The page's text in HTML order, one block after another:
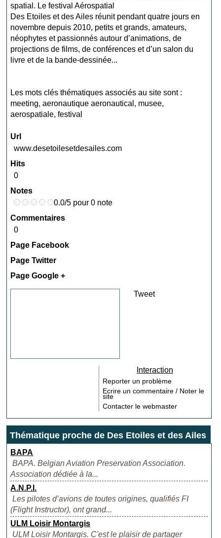
spatial. Le festival Aérospatial
Des Etoiles et des Ailes réunit pendant quatre jours en
novembre depuis 2010, petits et grands, amateurs,
néophytes et passionnés autour d’animations, de
projections de films, de conférences et d’un salon du
livre et de la bande-dessinée...
Les mots clés thématiques associés au site sont :
meeting,aeronautique aeronautical , musee,
aerospatiale,festival
Url
www.desetoilesetdesailes.com
Hits
0
Notes
0.0/5 pour 0 note
Commentaires
0
Page Facebook
Page Twitter
Page Google +
Tweet
Interaction
Reporter un problème
Ecrire un commentaire / Noter le
site
Contacter le webmaster
Thématique proche de Des Etoiles et des Ailes
BAPA
BAPA. Belgian Aviation Preservation Association.
Association dédiée à la...
A.N.P.I.
Les pilotes d’avions de toutes origines, qualifiés FI
(Flight Instructor), ont grand...
ULM Loisir Montargis
ULM Loisir Montargis. C'est le plaisir de partager